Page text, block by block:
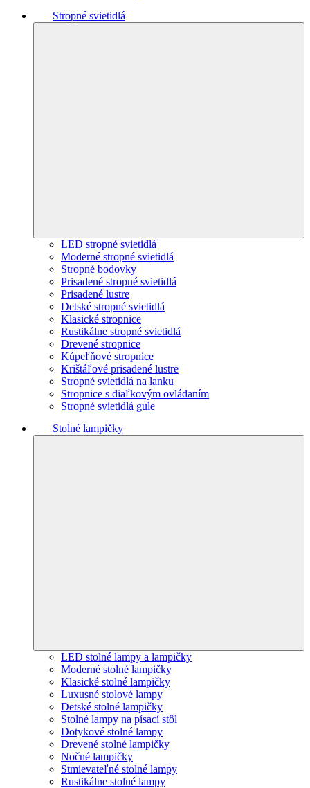
Stropné svietidlá
LED stropné svietidlá
Moderné stropné svietidlá
Stropné bodovky
Prisadené stropné svietidlá
Prisadené lustre
Detské stropné svietidlá
Klasické stropnice
Rustikálne stropné svietidlá
Drevené stropnice
Kúpeľňové stropnice
Krištáľové prisadené lustre
Stropné svietidlá na lanku
Stropnice s diaľkovým ovládaním
Stropné svietidlá gule
Stolné lampičky
LED stolné lampy a lampičky
Moderné stolné lampičky
Klasické stolné lampičky
Luxusné stolové lampy
Detské stolné lampičky
Stolné lampy na písací stôl
Dotykové stolné lampy
Drevené stolné lampičky
Nočné lampičky
Stmievateľné stolné lampy
Rustikálne stolné lampy